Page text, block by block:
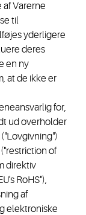
Varerne
til
yderligere
deres
en ny
at de ikke er
for,
ud overholder
of
direktiv
RoHS"),
af
elektroniske